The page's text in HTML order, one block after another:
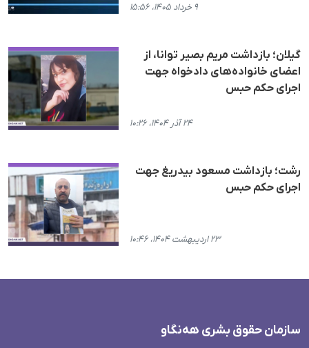
۹ خرداد ۱۴۰۵، ۱۵:۵۶
گیلان؛ بازداشت مریم بصیر توانا، از
اعضای خانواده‌های دادخواه جهت
اجرای حکم حبس
۲۴ آذر ۱۴۰۴، ۱۰:۲۶
رشت؛ بازداشت مسعود بیدریغ جهت
اجرای حکم حبس
۲۳ اردیبهشت ۱۴۰۴، ۱۰:۴۶
سازمان حقوق بشری هەنگاو